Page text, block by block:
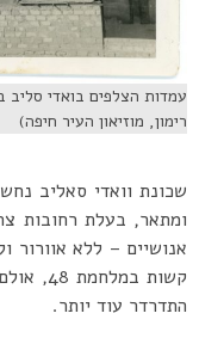
רימון, מוזיאון העיר חיפה)
שכונת וואדי סאליב
ומתאר, בעלת רחובות
אנושיים – ללא אוורור
קשות
התדרדר עוד יותר.